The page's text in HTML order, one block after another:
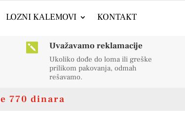
LOZNI KALEMOVI KONTAKT
 Uvažavamo reklamacije
Ukoliko dođe do loma ili greške
prilikom pakovanja, odmah
rešavamo.
770 dinara